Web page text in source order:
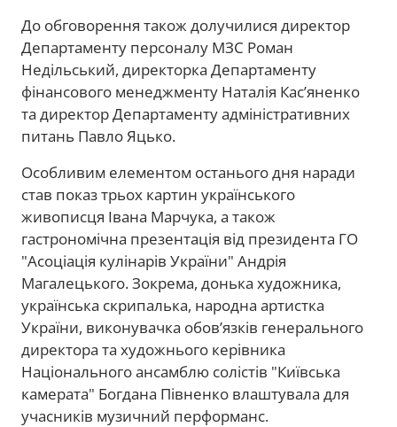
До обговорення також долучилися директор
Департаменту персоналу МЗС Роман
Недільський, директорка Департаменту
фінансового менеджменту Наталія Кас’яненко
та директор Департаменту адміністративних
питань Павло Яцько.
Особливим елементом останього дня наради
став показ трьох картин українського
живописця Івана Марчука, а також
гастрономічна презентація від президента ГО
"Асоціація кулінарів України" Андрія
Магалецького. Зокрема, донька художника,
українська скрипалька, народна артистка
України, виконувачка обов’язків генерального
директора та художнього керівника
Національного ансамблю солістів "Київська
камерата" Богдана Півненко влаштувала для
учасників музичний перформанс.